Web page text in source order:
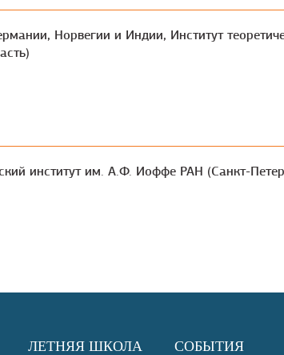
Норвегии и Индии, Институт
институт им. А.Ф. Иоффе РАН (Санкт-
ЛЕТНЯЯ ШКОЛА СОБЫТИЯ